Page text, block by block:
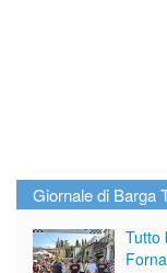
Giornale di Barga
Tutto